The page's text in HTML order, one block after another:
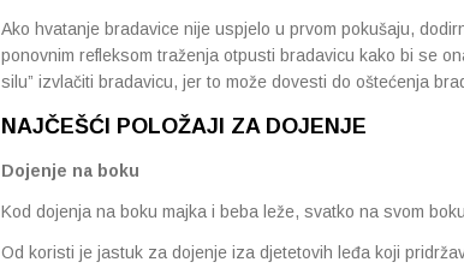
Ako hvatanje bradavice nije uspjelo u prvom pokušaju,
ponovnim refleksom traženja otpusti bradavicu kako bi se
silu” izvlačiti bradavicu, jer to može dovesti do oštećenja
NAJČEŠĆI POLOŽAJI ZA DOJENJE
Dojenje na boku
Kod dojenja na boku majka i beba leže, svatko na svom
Od koristi je jastuk za dojenje iza djetetovih leđa koji